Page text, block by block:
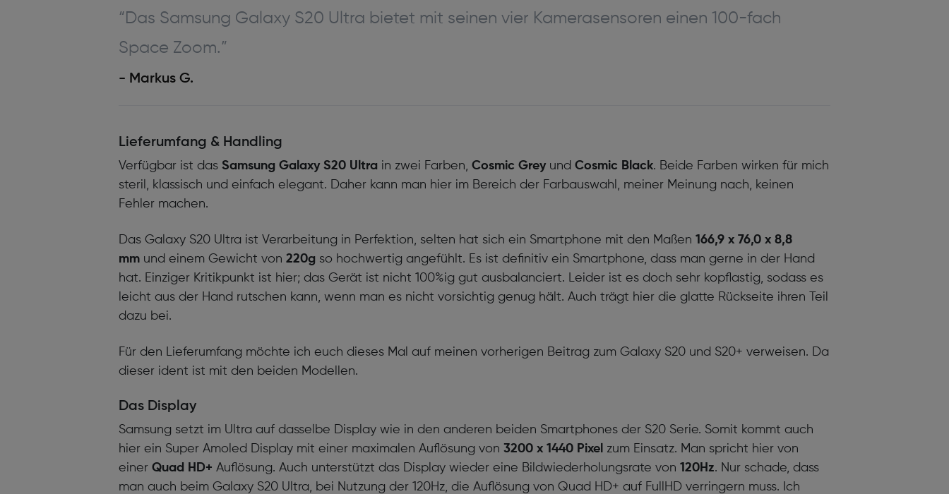
“Das Samsung Galaxy S20 Ultra bietet mit seinen vier Kamerasensoren einen 100-fach
Space Zoom.”
- Markus G.
Lieferumfang & Handling
Verfügbar ist das Samsung Galaxy S20 Ultra in zwei Farben, Cosmic Greyund Cosmic Black. Beide Farben wirken für mich
steril, klassisch und einfach elegant. Daher kann man hier im Bereich der Farbauswahl, meiner Meinung nach, keinen
Fehler machen.
Das Galaxy S20 Ultra ist Verarbeitung in Perfektion, selten hat sich ein Smartphone mit den Maßen 166,9 x 76,0 x 8,8
mm und einem Gewicht von 220g so hochwertig angefühlt. Es ist definitiv ein Smartphone, dass man gerne in der Hand
hat. Einziger Kritikpunkt ist hier; das Gerät ist nicht 100%ig gut ausbalanciert. Leider ist es doch sehr kopflastig, sodass es
leicht aus der Hand rutschen kann, wenn man es nicht vorsichtig genug hält. Auch trägt hier die glatte Rückseite ihren Teil
dazu bei.
Für den Lieferumfang möchte ich euch dieses Mal auf meinen vorherigen Beitrag zum Galaxy S20 und S20+ verweisen. Da
dieser ident ist mit den beiden Modellen.
Das Display
Samsung setzt im Ultra auf dasselbe Display wie in den anderen beiden Smartphones der S20 Serie. Somit kommt auch
hier ein Super Amoled Display mit einer maximalen Auflösung von 3200 x 1440 Pixel zum Einsatz. Man spricht hier von
einer Quad HD+ Auflösung. Auch unterstützt das Display wieder eine Bildwiederholungsrate von 120Hz. Nur schade, dass
man auch beim Galaxy S20 Ultra, bei Nutzung der 120Hz, die Auflösung von Quad HD+ auf FullHD verringern muss. Ich